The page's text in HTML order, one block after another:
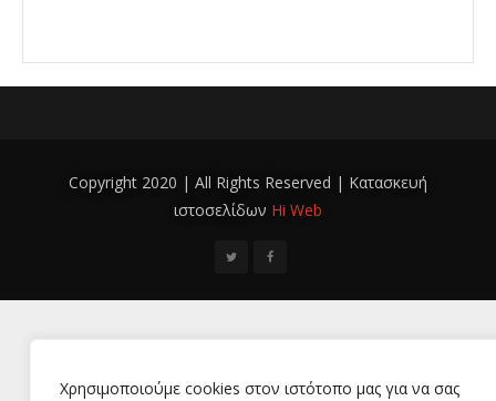
Χρησιμοποιούμε cookies στον ιστότοπο μας για να σας
Copyright 2020 | All Rights Reserved | Κατασκευή
ιστοσελίδων Hi Web